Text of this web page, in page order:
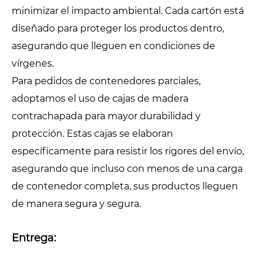
minimizar el impacto ambiental. Cada cartón está
diseñado para proteger los productos dentro,
asegurando que lleguen en condiciones de
vírgenes.
Para pedidos de contenedores parciales,
adoptamos el uso de cajas de madera
contrachapada para mayor durabilidad y
protección. Estas cajas se elaboran
específicamente para resistir los rigores del envío,
asegurando que incluso con menos de una carga
de contenedor completa, sus productos lleguen
de manera segura y segura.
Entrega: